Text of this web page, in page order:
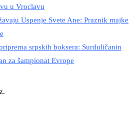
u Vroclavu
Uspenje Svete Ane: Praznik majke
srpskih boksera: Surduličanin
za šampionat Evrope